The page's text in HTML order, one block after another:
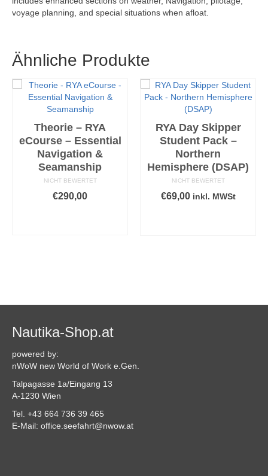
voyage planning, and special situations when afloat.
Ähnliche Produkte
Theorie – RYA
eCourse – Essential
Navigation &
Seamanship
NICHT BEWERTET
€290,00
RYA Day Skipper
Student Pack –
Northern
Hemisphere (DSAP)
NICHT BEWERTET
€69,00 inkl. MWSt
Nautika-Shop.at
powered by:
nWoW new World of Work e.Gen.
Talpagasse 1a/Eingang 13
A-1230 Wien
Tel. +43 664 736 39 465
E-Mail: office.seefahrt@nwow.at